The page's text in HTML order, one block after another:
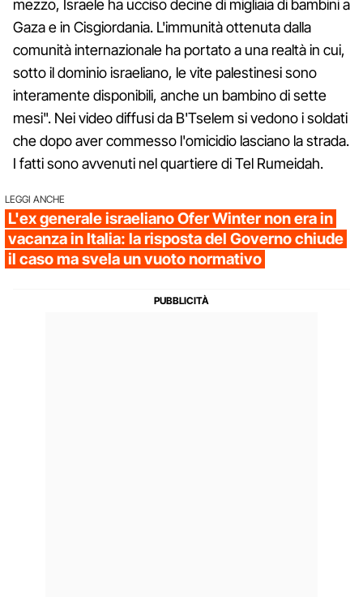
mezzo, Israele ha ucciso decine di migliaia di bambini a
Gaza e in Cisgiordania. L'immunità ottenuta dalla
comunità internazionale ha portato a una realtà in cui,
sotto il dominio israeliano, le vite palestinesi sono
interamente disponibili, anche un bambino di sette
mesi". Nei video diffusi da B'Tselem si vedono i soldati
che dopo aver commesso l'omicidio lasciano la strada.
I fatti sono avvenuti nel quartiere di Tel Rumeidah.
LEGGI ANCHE
L'ex generale israeliano Ofer Winter non era in
vacanza in Italia: la risposta del Governo chiude
il caso ma svela un vuoto normativo